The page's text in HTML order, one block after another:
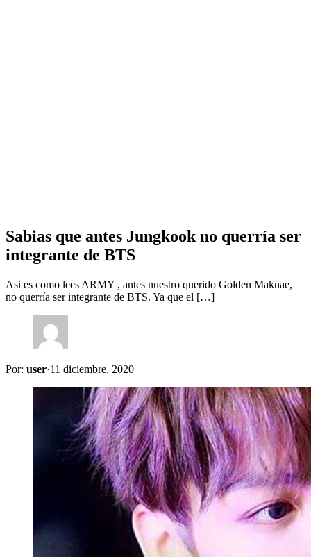
Sabias que antes Jungkook no querría ser
integrante de BTS
Asi es como lees ARMY , antes nuestro querido Golden Maknae,
no querría ser integrante de BTS. Ya que el […]
Por: user·11 diciembre, 2020